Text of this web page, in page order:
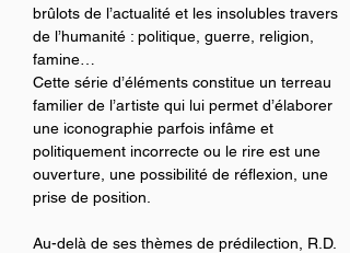
brûlots de l’actualité et les insolubles travers
de l’humanité : politique, guerre, religion,
famine…
Cette série d’éléments constitue un terreau
familier de l’artiste qui lui permet d’élaborer
une iconographie parfois infâme et
politiquement incorrecte ou le rire est une
ouverture, une possibilité de réflexion, une
prise de position.
Au-delà de ses thèmes de prédilection, R.D.